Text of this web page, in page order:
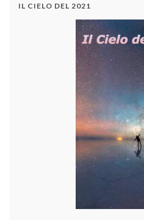
IL CIELO DEL 2021